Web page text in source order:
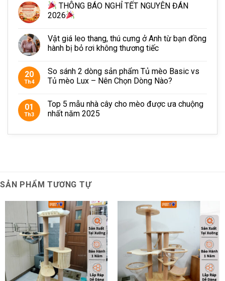
THÔNG BÁO NGHỈ TẾT NGUYÊN ĐÁN
2026
Vật giá leo thang, thú cưng ở Anh từ bạn đồng
hành bị bỏ rơi không thương tiếc
20
Th4
So sánh 2 dòng sản phẩm Tủ mèo Basic vs
Tủ mèo Lux – Nên Chọn Dòng Nào?
01
Th3
Top 5 mẫu nhà cây cho mèo được ưa chuộng
nhất năm 2025
SẢN PHẨM TƯƠNG TỰ